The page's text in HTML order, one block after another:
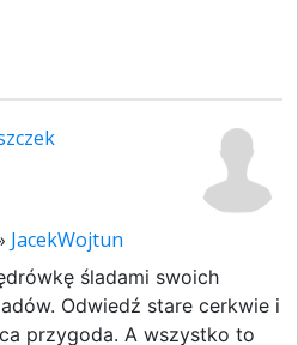
JacekWojtun
śladami swoich
Odwiedź stare cerkwie i
przygoda. A wszystko to